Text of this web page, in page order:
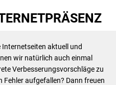
& Werke
aktuell und
wir natürlich auch einmal
Verbesserungsvorschläge zu
Fehler aufgefallen? Dann freuen